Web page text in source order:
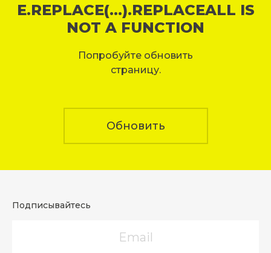
E.REPLACE(...).REPLACEALL IS
NOT A FUNCTION
Попробуйте обновить
страницу.
Обновить
Подписывайтесь